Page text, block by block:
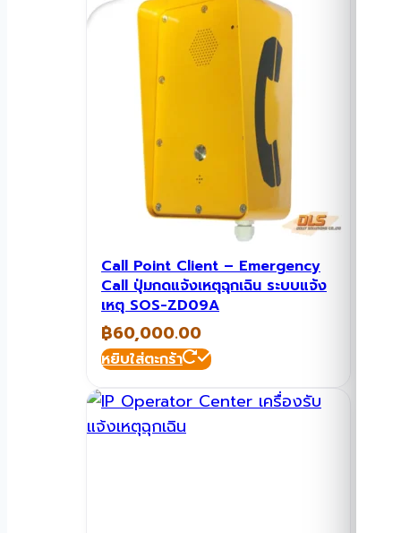
Call Point Client – Emergency
Call ปุ่มกดแจ้งเหตุฉุกเฉิน ระบบแจ้ง
เหตุ SOS-ZD09A
฿60,000.00
หยิบใส่ตะกร้า